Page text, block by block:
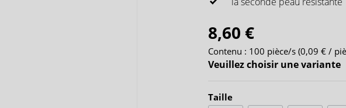
seguna
8,60 €
Contenu : 100 pièce/s (0,09 € /
Veuillez choisir une variante
Taille